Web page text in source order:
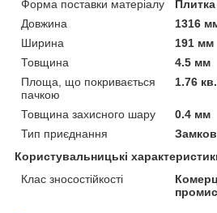
Форма поставки матеріалу
Плитка
Довжина
1316
Ширина
191 мм
Товщина
4.5 мм
Площа, що покривається
пачкою
1.76
Товщина захисного шару
0.4 мм
Тип приєднання
Користувальницькі
Клас зносостійкості